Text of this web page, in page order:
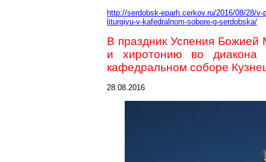
http://serdobsk-eparh.cerkov.ru/2016/08/28/
liturgiyu-v-kafedralnom-sobore-g-serdobska/
В праздник Успения Божией
и хиротонию во диакона
кафедральном соборе
28.08.2016